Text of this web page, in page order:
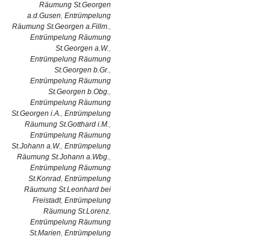
Räumung St.Georgen
a.d.Gusen, Entrümpelung
Räumung St.Georgen a.Fillm.,
Entrümpelung Räumung
St.Georgen a.W.,
Entrümpelung Räumung
St.Georgen b.Gr.,
Entrümpelung Räumung
St.Georgen b.Obg.,
Entrümpelung Räumung
St.Georgen i.A., Entrümpelung
Räumung St.Gotthard i.M.,
Entrümpelung Räumung
St.Johann a.W., Entrümpelung
Räumung St.Johann a.Wbg.,
Entrümpelung Räumung
St.Konrad, Entrümpelung
Räumung St.Leonhard bei
Freistadt, Entrümpelung
Räumung St.Lorenz,
Entrümpelung Räumung
St.Marien, Entrümpelung